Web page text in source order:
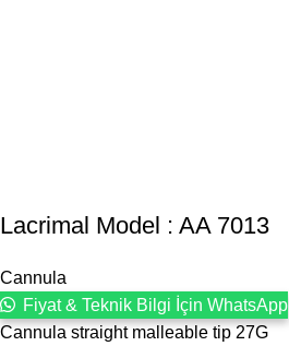
Lacrimal Model : AA 7013
Cannula
Fiyat & Teknik Bilgi İçin WhatsApp
Cannula straight malleable tip 27G